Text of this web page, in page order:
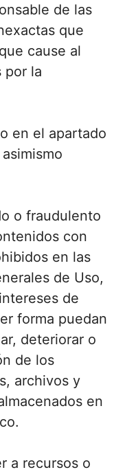
de las
que
cause al
por la
en el apartado
o fraudulento
con
en las
de Uso,
de
forma puedan
deteriorar o
de los
archivos y
en
a recursos o